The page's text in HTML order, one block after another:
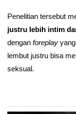
Penelitian tersebut
justru lebih intim
dengan foreplay
lembut justru bisa
seksual.